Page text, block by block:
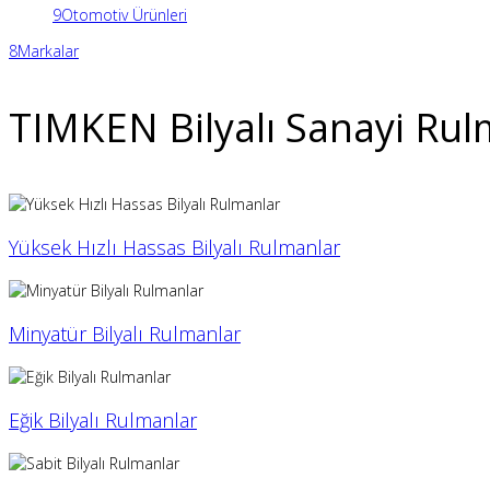
9Otomotiv Ürünleri
8Markalar
TIMKEN Bilyalı Sanayi
Yüksek Hızlı Hassas Bilyalı Rulmanlar
Minyatür Bilyalı Rulmanlar
Eğik Bilyalı Rulmanlar